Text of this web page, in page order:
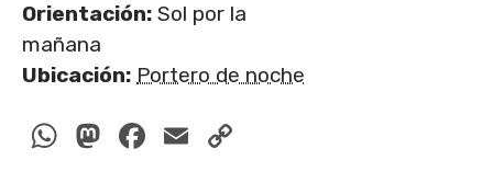
Orientación: Sol por la
mañana
Ubicación: Portero de noche
WhatsApp
Mastodon
Facebook
Email